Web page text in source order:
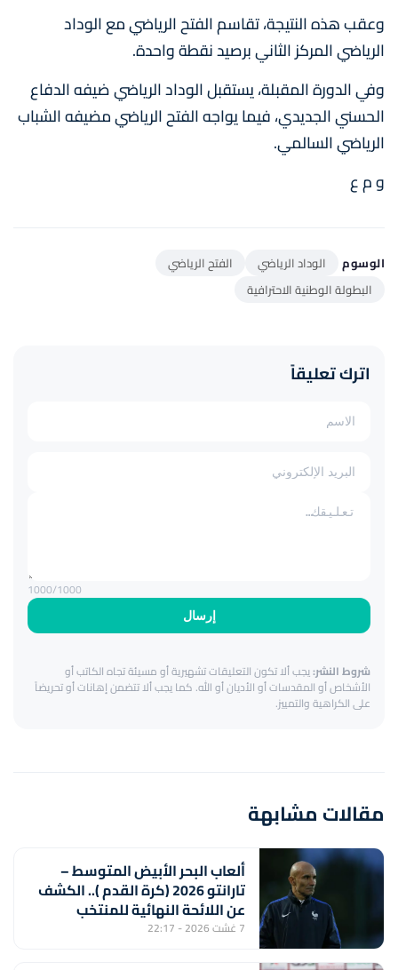
وعقب هذه النتيجة، تقاسم الفتح الرياضي مع الوداد
الرياضي المركز الثاني برصيد نقطة واحدة.
وفي الدورة المقبلة، يستقبل الوداد الرياضي ضيفه الدفاع
الحسني الجديدي، فيما يواجه الفتح الرياضي مضيفه الشباب
الرياضي السالمي.
و م ع
الوسوم الوداد الرياضي
الفتح الرياضي
البطولة الوطنية الاحترافية
اترك تعليقاً
إرسال
1000/1000
شروط النشر:يجب ألا تكون التعليقات تشهيرية أو مسيئة تجاه الكاتب أو
الأشخاص أو المقدسات أو الأديان أو الله. كما يجب ألا تتضمن إهانات أو تحريضاً
على الكراهية والتمييز.
مقالات مشابهة
ألعاب البحر الأبيض المتوسط –
تارانتو 2026 (كرة القدم ).. الكشف
عن اللائحة النهائية للمنتخب
المغربي لأقل من 20 سنة
7 غشت 2026 - 22:17